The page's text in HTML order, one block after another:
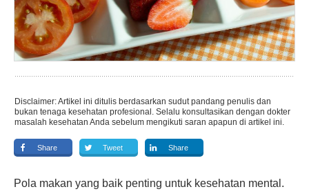
Disclaimer: Artikel ini ditulis berdasarkan sudut pandang penulis dan
bukan tenaga kesehatan profesional. Selalu konsultasikan dengan dokter
masalah kesehatan Anda sebelum mengikuti saran apapun di artikel ini.
Share Tweet Share
Pola makan yang baik penting untuk kesehatan mental.